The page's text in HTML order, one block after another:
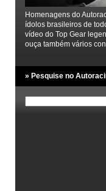
Homenagens do
ídolos brasileiros de
vídeo do Top Gear
ouça também vários
» Pesquise no
por: